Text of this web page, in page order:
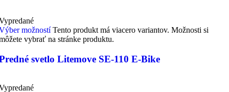
možností Tento produkt má viacero variantov. Možnosti si
vybrať na stránke produktu.
svetlo Litemove SE-110 E-Bike